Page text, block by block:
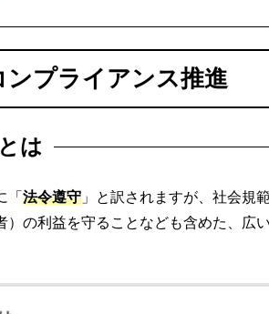
プライアンス推進
は
「 法令遵守 」と訳されますが、社会規
）の利益を守ることなども含めた、広